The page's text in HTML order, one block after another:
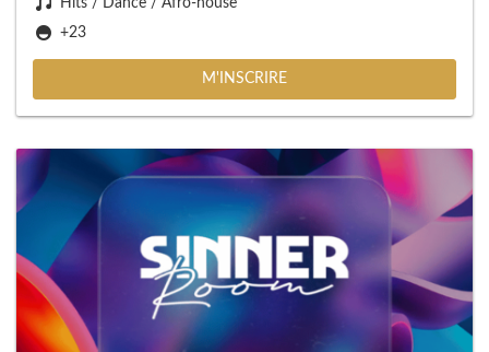
Hits / Dance / Afro-house
+23
M'INSCRIRE